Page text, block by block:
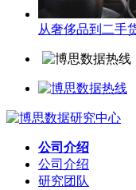
从奢侈品到二手
公司介绍
公司介绍
研究团队